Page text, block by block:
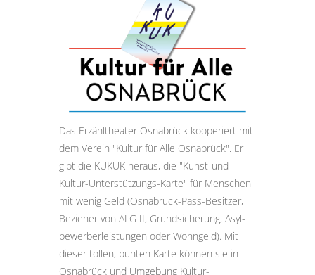
Das Erzähltheater Osnabrück kooperiert mit
dem Verein "Kultur für Alle Osnabrück". Er
gibt die KUKUK heraus, die "Kunst-und-
Kultur-Unter­stützungs-Karte" für Menschen
mit wenig Geld (Osnabrück-Pass-Besitzer,
Bezieher von ALG II, Grund­sicherung, Asyl­
bewerber­leistungen oder Wohngeld). Mit
dieser tollen, bunten Karte können sie in
Osnabrück und Umgebung Kultur­